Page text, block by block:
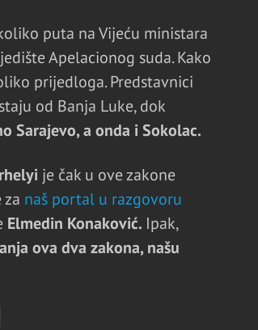
puta na Vijeću ministara
Apelacionog suda. Kako
prijedloga. Predstavnici
od Banja Luke, dok
Sarajevo, a onda i Sokolac.
je čak u ove zakone
naš portal u razgovoru
Elmedin Konaković. Ipak,
ova dva zakona, našu